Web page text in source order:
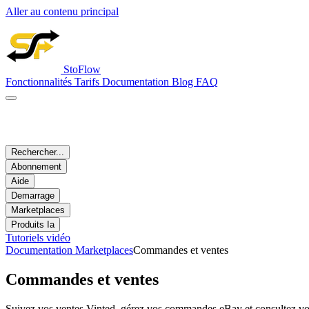
Aller au contenu principal
StoFlow
Fonctionnalités Tarifs Documentation Blog FAQ
Rechercher...
Abonnement
Aide
Demarrage
Marketplaces
Produits Ia
Tutoriels vidéo
Documentation MarketplacesCommandes et ventes
Commandes et ventes